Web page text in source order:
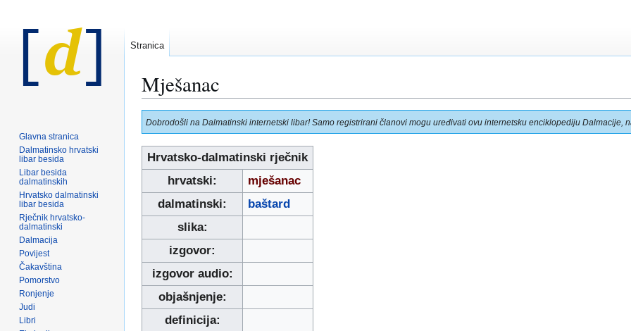
Mješanac
Prijeđi
na
navigaciju
Prijeđi
na
pretraživanje
Dobrodošli na Dalmatinski internetski libar! Samo registrirani članovi mogu uređivati ovu internetsku enciklopediju Dalmacije,
Hrvatsko-dalmatinski rječnik
hrvatski:
mješanac
dalmatinski:
baštard
slika:
izgovor:
izgovor audio:
objašnjenje:
definicija:
Stranica
Glavna stranica
Dalmatinsko hrvatski
libar besida
Libar besida
dalmatinskih
Hrvatsko dalmatinski
libar besida
Rječnik hrvatsko-
dalmatinski
Dalmacija
Povijest
Čakavština
Pomorstvo
Ronjenje
Judi
Libri